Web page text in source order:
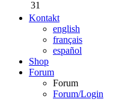
31
Kontakt
english
français
español
Shop
Forum
Forum
Forum/Login